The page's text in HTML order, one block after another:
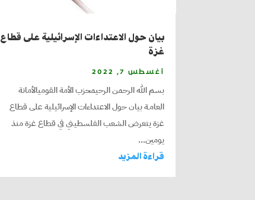
بيان حول الاعتداءات الإسرائيلية على قطاع
غزة
أغسطس 7, 2022
بسم الله الرحمن الرحيمحزب الأمة القوميالأمانة
العامـة بيان حول الاعتداءات الإسرائيلية على قطاع
غزة يتعرض الشعب الفلسطيني في قطاع غزة منذ
يومين...
قراءة المزيد